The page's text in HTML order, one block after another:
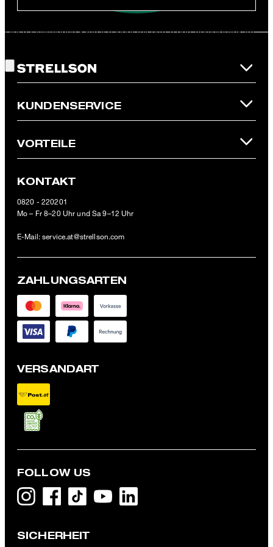
€ 129,95
Diese Einwilligung kann ich jederzeit durch den Abmeldelink im
widerrufen.
* Pflichtfeld
**Der 10 € Gutschein ist einmalig ab einem Mindestbestellwert von
100 € (Wert nach Abzug von Retouren/Warenrückgaben) im
KUNDENSERVICE
VORTEILE
KONTAKT
0820 - 220201
Mo – Fr 8–20 Uhr und Sa 9–12 Uhr
E-Mail:service.at@strellson.com
ZAHLUNGSARTEN
VERSANDART
FOLLOW US
SICHERHEIT